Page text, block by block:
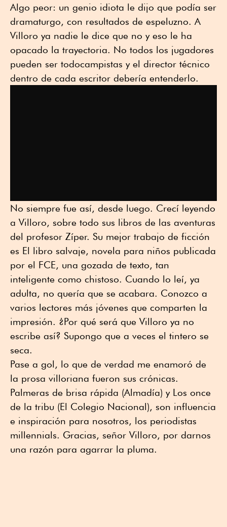
Algo peor: un genio idiota le dijo que podía ser
dramaturgo, con resultados de espeluzno. A
Villoro ya nadie le dice que no y eso le ha
opacado la trayectoria. No todos los jugadores
pueden ser todocampistas y el director técnico
dentro de cada escritor debería entenderlo.
No siempre fue así, desde luego. Crecí leyendo
a Villoro, sobre todo sus libros de las aventuras
del profesor Zíper. Su mejor trabajo de ficción
es El libro salvaje, novela para niños publicada
por el FCE, una gozada de texto, tan
inteligente como chistoso. Cuando lo leí, ya
adulta, no quería que se acabara. Conozco a
varios lectores más jóvenes que comparten la
impresión. ¿Por qué será que Villoro ya no
escribe así? Supongo que a veces el tintero se
seca.
Pase a gol, lo que de verdad me enamoró de
la prosa villoriana fueron sus crónicas.
Palmeras de brisa rápida (Almadía) y Los once
de la tribu (El Colegio Nacional), son influencia
e inspiración para nosotros, los periodistas
millennials. Gracias, señor Villoro, por darnos
una razón para agarrar la pluma.